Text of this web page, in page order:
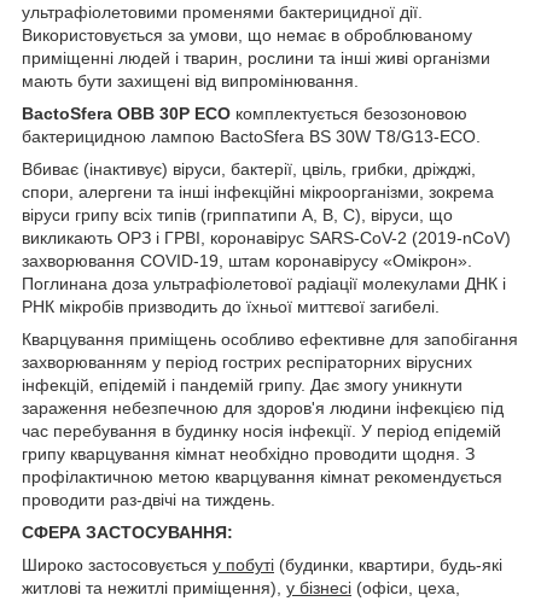
ультрафіолетовими променями бактерицидної дії.
Використовується за умови, що немає в оброблюваному
приміщенні людей і тварин, рослини та інші живі організми
мають бути захищені від випромінювання.
BactoSfera OBB 30P ECO комплектується безозоновою
бактерицидною лампою BactoSfera BS 30W T8/G13-ECO.
Вбиває (інактивує) віруси, бактерії, цвіль, грибки, дріжджі,
спори, алергени та інші інфекційні мікроорганізми, зокрема
віруси грипу всіх типів (гриппатипи A, B, C), віруси, що
викликають ОРЗ і ГРВІ, коронавірус SARS-CoV-2 (2019-nCoV)
захворювання COVID-19, штам коронавірусу «Омікрон».
Поглинана доза ультрафіолетової радіації молекулами ДНК і
РНК мікробів призводить до їхньої миттєвої загибелі.
Кварцування приміщень особливо ефективне для запобігання
захворюванням у період гострих респіраторних вірусних
інфекцій, епідемій і пандемій грипу. Дає змогу уникнути
зараження небезпечною для здоров'я людини інфекцією під
час перебування в будинку носія інфекції. У період епідемій
грипу кварцування кімнат необхідно проводити щодня. З
профілактичною метою кварцування кімнат рекомендується
проводити раз-двічі на тиждень.
СФЕРА ЗАСТОСУВАННЯ:
Широко застосовується у побуті (будинки, квартири, будь-які
житлові та нежитлі приміщення), у бізнесі (офіси, цеха,